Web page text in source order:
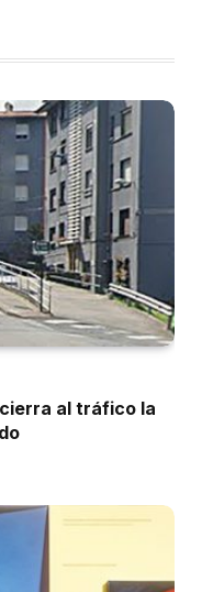
al tráfico la